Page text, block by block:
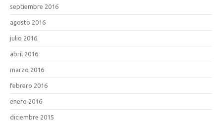
septiembre 2016
agosto 2016
julio 2016
abril 2016
marzo 2016
febrero 2016
enero 2016
diciembre 2015